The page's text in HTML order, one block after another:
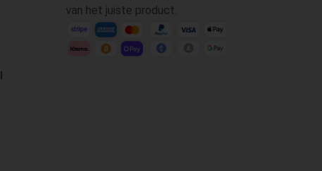
van het juiste product.